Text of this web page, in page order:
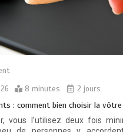
8 minutes 2 jours
: comment bien choisir la vôtre
vous l’utilisez deux fois